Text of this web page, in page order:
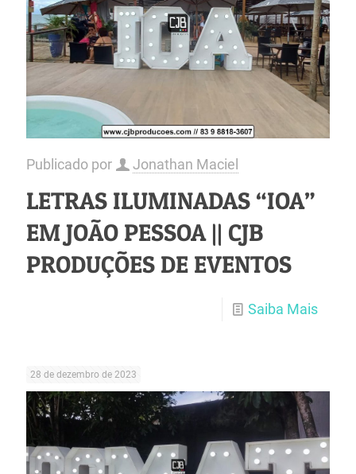
Publicado por Jonathan Maciel
LETRAS ILUMINADAS “IOA”
EM JOÃO PESSOA || CJB
PRODUÇÕES DE EVENTOS
Saiba Mais
28 de dezembro de 2023